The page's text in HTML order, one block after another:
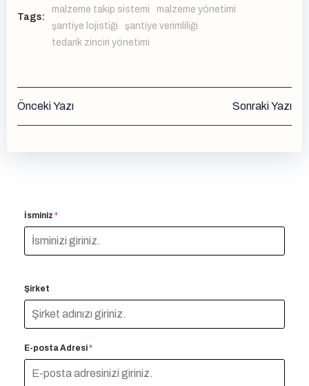
Tags:
malzeme takip sistemi
malzeme yönetimi
şantiye lojistiği
şantiye verimliliği
tedarik zinciri yönetimi
Yazı
gezinmesi
Önceki Yazı
gezinmesi
Sonraki Yazı
İsminiz *
Şirket
E-posta Adresi*